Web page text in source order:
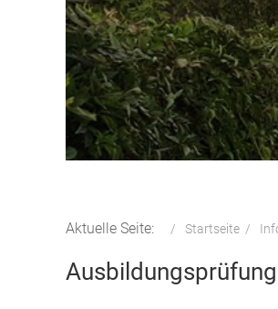
Aktuelle Seite: Startseite